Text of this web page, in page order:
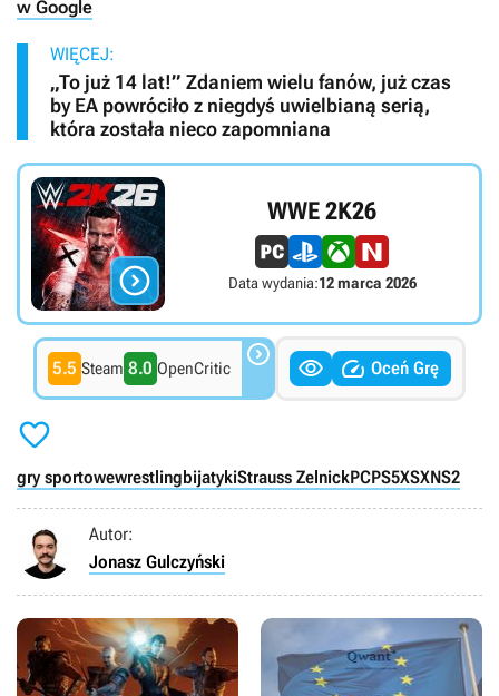
w Google
WIĘCEJ:
„To już 14 lat!” Zdaniem wielu fanów, już czas
by EA powróciło z niegdyś uwielbianą serią,
która została nieco zapomniana

WWE 2K26
Data wydania:12 marca 2026
5.5 Steam 8.0 OpenCritic    Oceń Grę

gry sportowewrestling bijatykiStrauss ZelnickPCPS5XSXNS2
Autor:
Jonasz Gulczyński